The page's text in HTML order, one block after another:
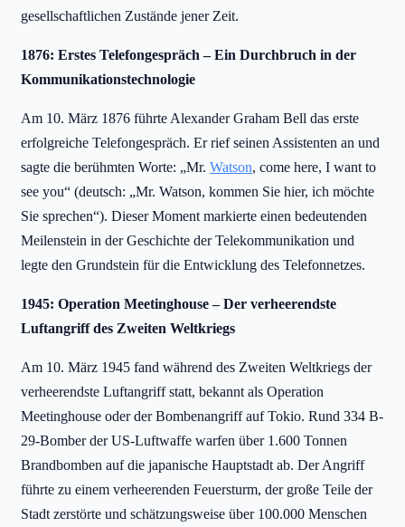
gesellschaftlichen Zustände jener Zeit.
1876: Erstes Telefongespräch – Ein Durchbruch in der
Kommunikationstechnologie
Am 10. März 1876 führte Alexander Graham Bell das erste
erfolgreiche Telefongespräch. Er rief seinen Assistenten an und
sagte die berühmten Worte: „Mr. Watson, come here, I want to
see you“ (deutsch: „Mr. Watson, kommen Sie hier, ich möchte
Sie sprechen“). Dieser Moment markierte einen bedeutenden
Meilenstein in der Geschichte der Telekommunikation und
legte den Grundstein für die Entwicklung des Telefonnetzes.
1945: Operation Meetinghouse – Der verheerendste
Luftangriff des Zweiten Weltkriegs
Am 10. März 1945 fand während des Zweiten Weltkriegs der
verheerendste Luftangriff statt, bekannt als Operation
Meetinghouse oder der Bombenangriff auf Tokio. Rund 334 B-
29-Bomber der US-Luftwaffe warfen über 1.600 Tonnen
Brandbomben auf die japanische Hauptstadt ab. Der Angriff
führte zu einem verheerenden Feuersturm, der große Teile der
Stadt zerstörte und schätzungsweise über 100.000 Menschen